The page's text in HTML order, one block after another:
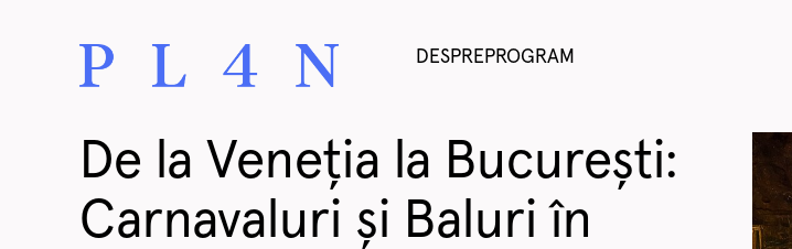
DESPRE PROGRAM
De la Veneția la București:
Carnavaluri și Baluri în